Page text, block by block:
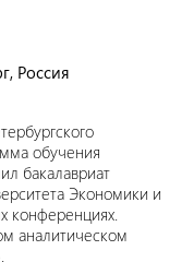
Россия
обучения
бакалавриат
Экономики и
конференциях.
аналитическом